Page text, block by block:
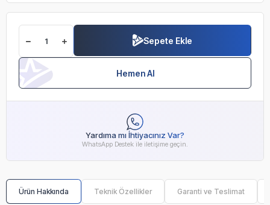
Sepete Ekle
Hemen Al
Yardıma mı İhtiyacınız Var?
WhatsApp Destek ile iletişime geçin.
Ürün Hakkında Teknik Özellikler Garanti ve Teslimat